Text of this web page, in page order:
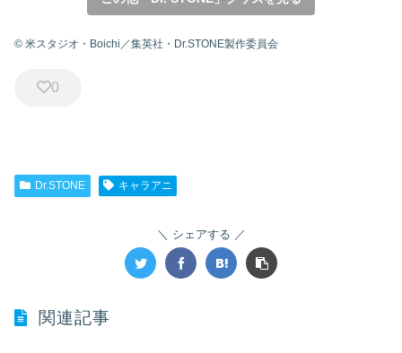
© 米スタジオ・Boichi／集英社・Dr.STONE製作委員会
0
Dr.STONE キャラアニ
シェアする
関連記事